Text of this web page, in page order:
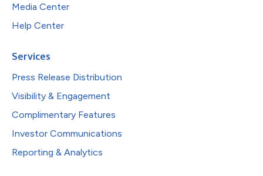
Media Center
Help Center
Services
Press Release Distribution
Visibility & Engagement
Complimentary Features
Investor Communications
Reporting & Analytics